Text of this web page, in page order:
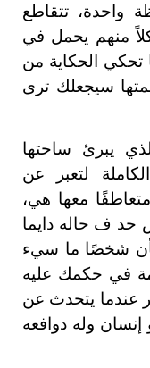
واحدة، تتقاطع
منهم يحمل في
تحكي الحكاية من
سيجعلك ترى
يبرئ ساحتها
لتعبر عن
معها هي،
حد ف حاله دايما
شخصًا ما سيء
في حكمك عليه
يتحدث عن
وله دوافعه